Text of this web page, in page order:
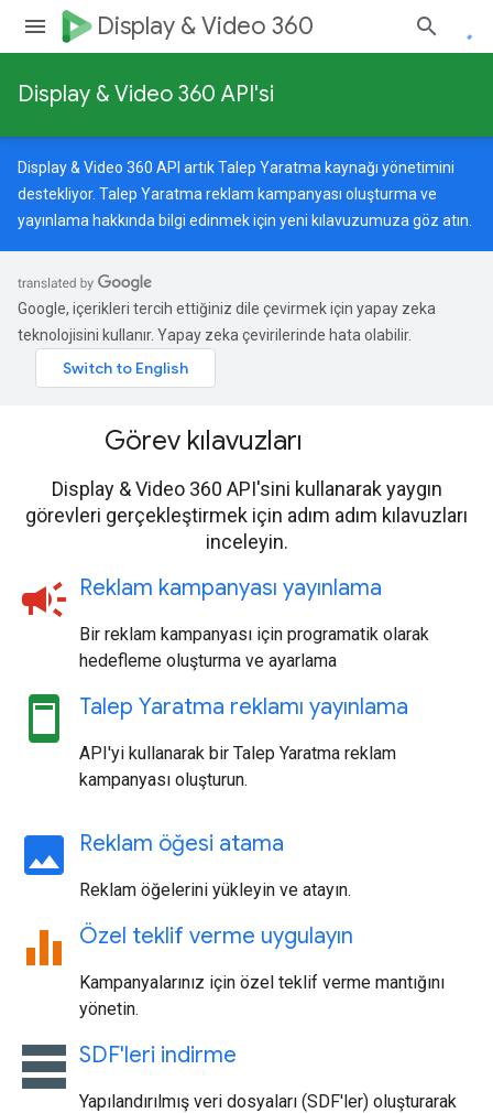
Display & Video 360
Display & Video 360 API'si
Display & Video 360 API artık Talep Yaratma kaynağı yönetimini
destekliyor. Talep Yaratma reklam kampanyası oluşturma ve
yayınlama hakkında bilgi edinmek için yeni kılavuzumuza göz atın.
Google, içerikleri tercih ettiğiniz dile çevirmek için yapay zeka
teknolojisini kullanır. Yapay zeka çevirilerinde hata olabilir.
Görev kılavuzları
Display & Video 360 API'sini kullanarak yaygın
görevleri gerçekleştirmek için adım adım kılavuzları
inceleyin.
campaign Reklam kampanyası yayınlama
Bir reklam kampanyası için programatik olarak
hedefleme oluşturma ve ayarlama
ad_units Talep Yaratma reklamı yayınlama
API'yi kullanarak bir Talep Yaratma reklam
kampanyası oluşturun.
image Reklam öğesi atama
Reklam öğelerini yükleyin ve atayın.
equalizer Özel teklif verme uygulayın
Kampanyalarınız için özel teklif verme mantığını
yönetin.
table_rows SDF'leri indirme
Yapılandırılmış veri dosyaları (SDF'ler) oluşturarak